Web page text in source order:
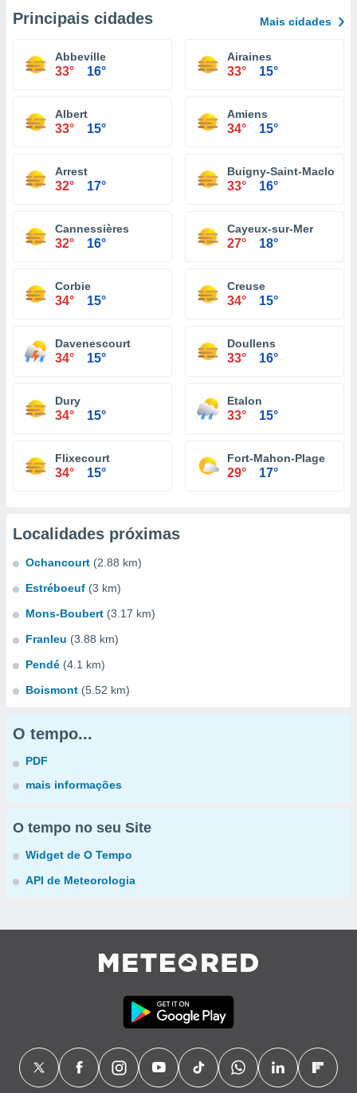
Principais cidades Mais cidades
Abbeville
33° 16°
Airaines
33° 15°
Albert
33° 15°
Amiens
34° 15°
Arrest
32° 17°
Buigny-Saint-Maclou
33° 16°
Cannessières
32° 16°
Cayeux-sur-Mer
27° 18°
Corbie
34° 15°
Creuse
34° 15°
Davenescourt
34° 15°
Doullens
33° 16°
Dury
34° 15°
Etalon
33° 15°
Flixecourt
34° 15°
Fort-Mahon-Plage
29° 17°
Localidades próximas
Ochancourt (2.88 km)
Estréboeuf (3 km)
Mons-Boubert (3.17 km)
Franleu (3.88 km)
Pendé (4.1 km)
Boismont (5.52 km)
O tempo...
PDF
mais informações
O tempo no seu Site
Widget de O Tempo
API de Meteorologia